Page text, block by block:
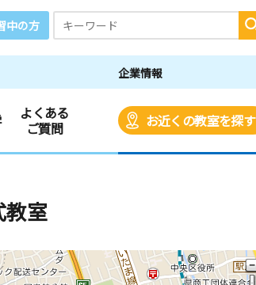
中の方
企業情報
よくある
ご質問
お近くの教室を探す
教室